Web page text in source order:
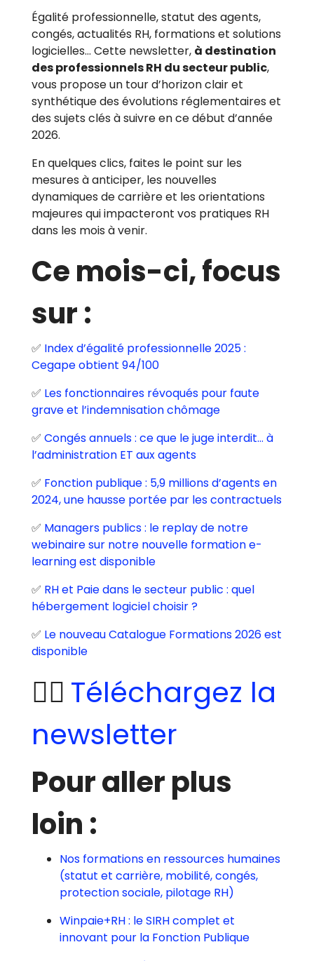
Égalité professionnelle, statut des agents,
congés, actualités RH, formations et solutions
logicielles… Cette newsletter, à destination
des professionnels RH du secteur public,
vous propose un tour d’horizon clair et
synthétique des évolutions réglementaires et
des sujets clés à suivre en ce début d’année
2026.
En quelques clics, faites le point sur les
mesures à anticiper, les nouvelles
dynamiques de carrière et les orientations
majeures qui impacteront vos pratiques RH
dans les mois à venir.
Ce mois-ci, focus
sur :
✅ Index d’égalité professionnelle 2025 :
Cegape obtient 94/100
✅ Les fonctionnaires révoqués pour faute
grave et l’indemnisation chômage
✅ Congés annuels : ce que le juge interdit… à
l’administration ET aux agents
✅ Fonction publique : 5,9 millions d’agents en
2024, une hausse portée par les contractuels
✅ Managers publics : le replay de notre
webinaire sur notre nouvelle formation e-
learning est disponible
✅ RH et Paie dans le secteur public : quel
hébergement logiciel choisir ?
✅ Le nouveau Catalogue Formations 2026 est
disponible
👉🏻 Téléchargez la
newsletter
Pour aller plus
loin :
Nos formations en ressources humaines
(statut et carrière, mobilité, congés,
protection sociale, pilotage RH)
Winpaie+RH : le SIRH complet et
innovant pour la Fonction Publique